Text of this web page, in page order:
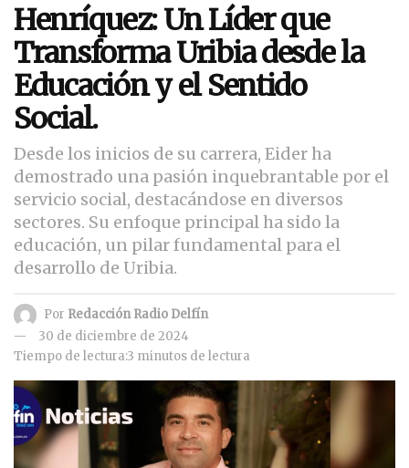
Henríquez: Un Líder que
Transforma Uribia desde la
Educación y el Sentido
Social.
Desde los inicios de su carrera, Eider ha
demostrado una pasión inquebrantable por el
servicio social, destacándose en diversos
sectores. Su enfoque principal ha sido la
educación, un pilar fundamental para el
desarrollo de Uribia.
Por Redacción Radio Delfín
30 de diciembre de 2024
Tiempo de lectura:3 minutos de lectura